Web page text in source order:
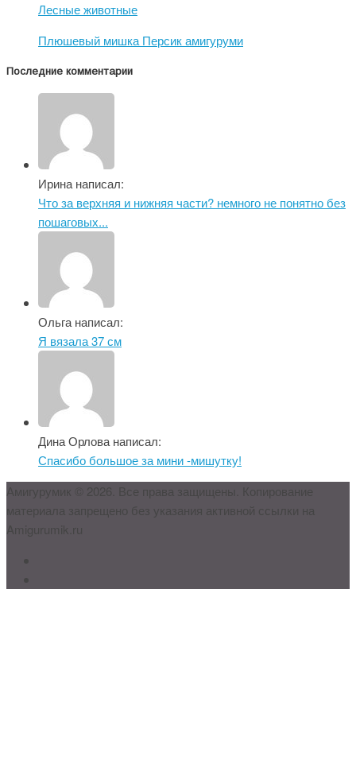
Лесные животные
Плюшевый мишка Персик амигуруми
Последние комментарии
Ирина написал:
Что за верхняя и нижняя части? немного не понятно без
пошаговых...
Ольга написал:
Я вязала 37 см
Дина Орлова написал:
Спасибо большое за мини -мишутку!
Амигурумик © 2026. Все права защищены. Копирование
материала запрещено без указания активной ссылки на
Amigurumik.ru